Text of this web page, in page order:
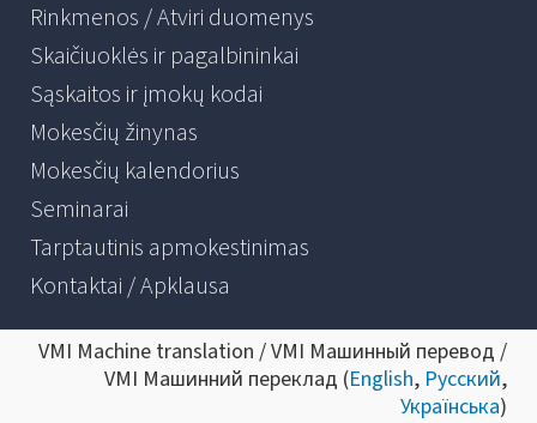
Rinkmenos / Atviri duomenys
Skaičiuoklės ir pagalbininkai
Sąskaitos ir įmokų kodai
Mokesčių žinynas
Mokesčių kalendorius
Seminarai
Tarptautinis apmokestinimas
Kontaktai / Apklausa
VMI Machine translation / VMI Машинный перевод /
VMI Машинний переклад (English, Русский,
Українська)